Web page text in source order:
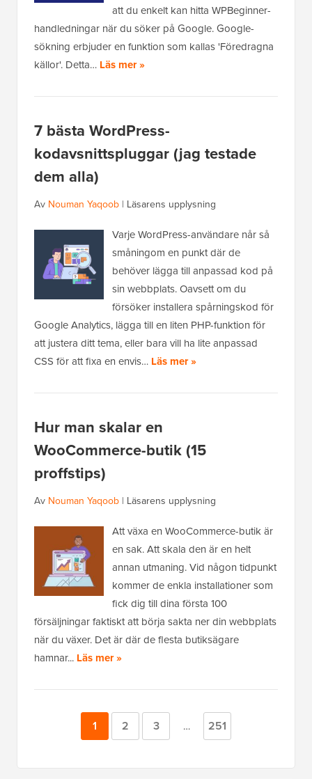
att du enkelt kan hitta WPBeginner-
handledningar när du söker på Google. Google-
sökning erbjuder en funktion som kallas 'Föredragna
källor'. Detta… Läs mer »
7 bästa WordPress-
kodavsnittspluggar (jag testade
dem alla)
Av Nouman Yaqoob | Läsarens upplysning
Varje WordPress-användare når så
småningom en punkt där de
behöver lägga till anpassad kod på
sin webbplats. Oavsett om du
försöker installera spårningskod för
Google Analytics, lägga till en liten PHP-funktion för
att justera ditt tema, eller bara vill ha lite anpassad
CSS för att fixa en envis… Läs mer »
Hur man skalar en
WooCommerce-butik (15
proffstips)
Av Nouman Yaqoob | Läsarens upplysning
Att växa en WooCommerce-butik är
en sak. Att skala den är en helt
annan utmaning. Vid någon tidpunkt
kommer de enkla installationer som
fick dig till dina första 100
försäljningar faktiskt att börja sakta ner din webbplats
när du växer. Det är där de flesta butiksägare
hamnar... Läs mer »
Sida
1 Sida
2 Sida
3
Mellansidor
utelämnade
… Sida
251